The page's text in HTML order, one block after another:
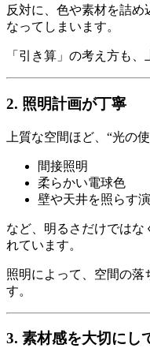
反対に、色や素材を詰
なってしまいます。
「引き算」の考え方も
2. 照明計画が丁寧
上質な空間ほど、“光の
間接照明
柔らかい電球色
壁や天井を照らす
など、明るさだけではな
れています。
照明によって、空間の落
す。
3. 素材感を大切にし